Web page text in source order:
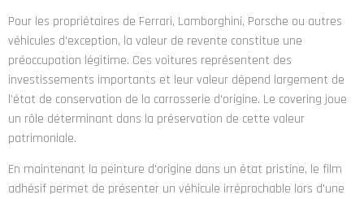
Pour les propriétaires de Ferrari, Lamborghini, Porsche ou autres
véhicules d'exception, la valeur de revente constitue une
préoccupation légitime. Ces voitures représentent des
investissements importants et leur valeur dépend largement de
l'état de conservation de la carrosserie d'origine. Le covering joue
un rôle déterminant dans la préservation de cette valeur
patrimoniale.
En maintenant la peinture d'origine dans un état pristine, le film
adhésif permet de présenter un véhicule irréprochable lors d'une